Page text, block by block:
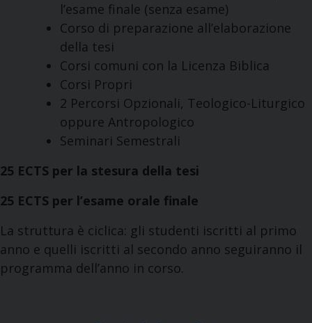
l’esame finale (senza esame)
Corso di preparazione all’elaborazione
della tesi
Corsi comuni con la Licenza Biblica
Corsi Propri
2 Percorsi Opzionali, Teologico-Liturgico
oppure Antropologico
Seminari Semestrali
25 ECTS per la stesura della tesi
25 ECTS per l’esame orale finale
La struttura è ciclica: gli studenti iscritti al primo
anno e quelli iscritti al secondo anno seguiranno il
programma dell’anno in corso.